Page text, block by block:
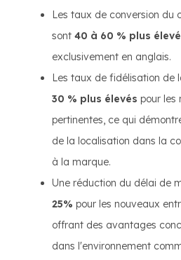
Les taux de conversion du
sont 40 à 60 % plus
exclusivement en anglais.
Les taux de fidélisation de
30 % plus élevés pour les
pertinentes, ce qui
de la localisation dans la
à la marque.
Une réduction du délai de
25% pour les nouveaux
offrant des avantages
dans l'environnement